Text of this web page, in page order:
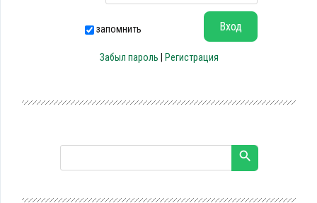
запомнить
Забыл пароль Регистрация